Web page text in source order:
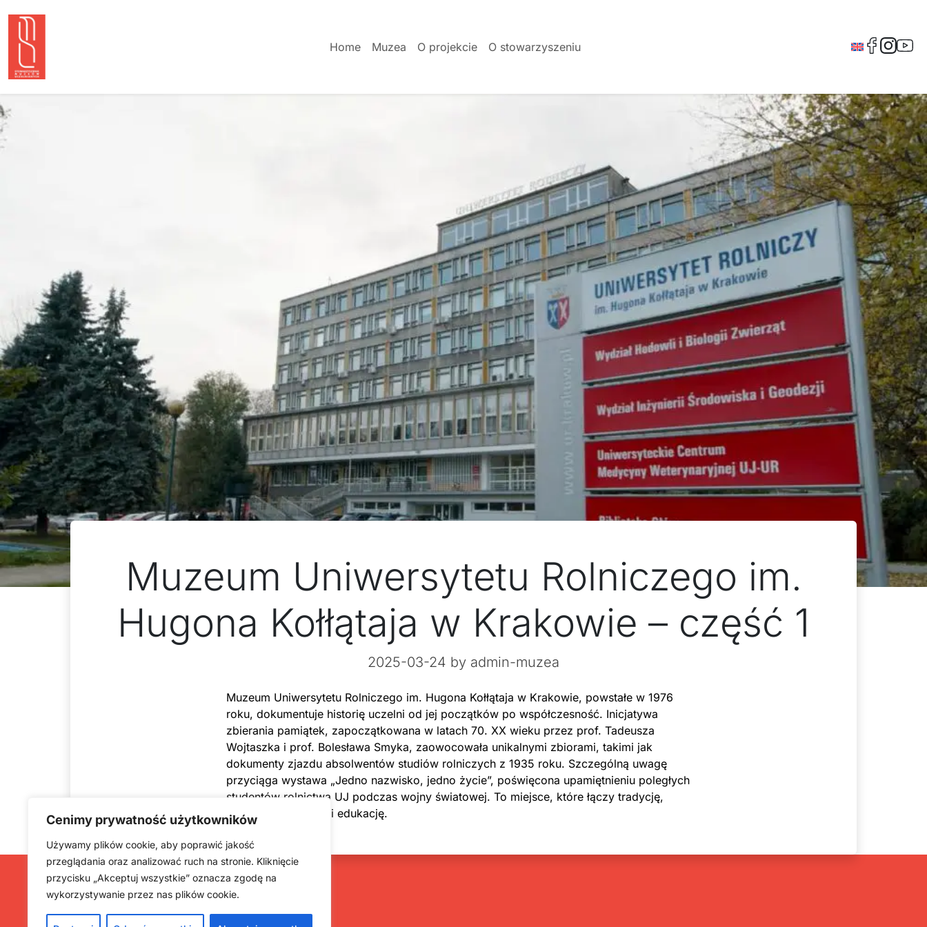
Cenimy prywatność użytkowników
Używamy plików cookie, aby poprawić jakość
przeglądania oraz analizować ruch na stronie. Kliknięcie
przycisku „Akceptuj wszystkie” oznacza zgodę na
wykorzystywanie przez nas plików cookie.
Home Muzea O projekcie O stowarzyszeniu
Muzeum Uniwersytetu Rolniczego im.
Hugona Kołłątaja w Krakowie – część 1
2025-03-24 by admin-muzea
Muzeum Uniwersytetu Rolniczego im. Hugona Kołłątaja w Krakowie, powstałe w 1976
roku, dokumentuje historię uczelni od jej początków po współczesność. Inicjatywa
zbierania pamiątek, zapoczątkowana w latach 70. XX wieku przez prof. Tadeusza
Wojtaszka i prof. Bolesława Smyka, zaowocowała unikalnymi zbiorami, takimi jak
dokumenty zjazdu absolwentów studiów rolniczych z 1935 roku. Szczególną uwagę
przyciąga wystawa „Jedno nazwisko, jedno życie”, poświęcona upamiętnieniu poległych
studentów rolnictwa UJ podczas wojny światowej. To miejsce, które łączy tradycję,
pamięć historyczną i edukację.